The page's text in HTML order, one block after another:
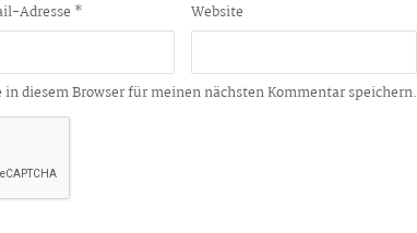
Adresse * Website
diesem Browser für meinen nächsten Kommentar speichern.